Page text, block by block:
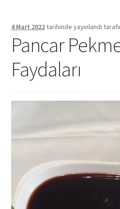
İletişim
4 Mart 2022tarihinde yayınlandı
Pancar
Faydaları